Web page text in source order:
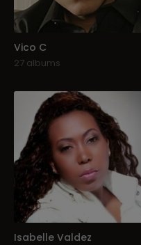
Vico C
27 albums
Isabelle Valdez